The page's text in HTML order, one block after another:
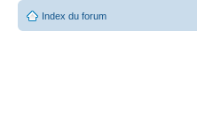
Index du forum